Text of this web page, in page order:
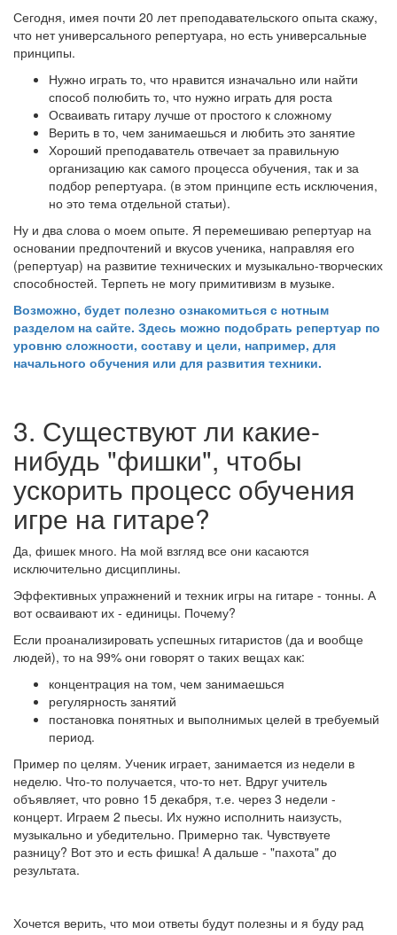
Сегодня, имея почти 20 лет преподавательского опыта скажу,
что нет универсального репертуара, но есть универсальные
принципы.
Нужно играть то, что нравится изначально или найти
способ полюбить то, что нужно играть для роста
Осваивать гитару лучше от простого к сложному
Верить в то, чем занимаешься и любить это занятие
Хороший преподаватель отвечает за правильную
организацию как самого процесса обучения, так и за
подбор репертуара. (в этом принципе есть исключения,
но это тема отдельной статьи).
Ну и два слова о моем опыте. Я перемешиваю репертуар на
основании предпочтений и вкусов ученика, направляя его
(репертуар) на развитие технических и музыкально-творческих
способностей. Терпеть не могу примитивизм в музыке.
Возможно, будет полезно ознакомиться с нотным
разделом на сайте. Здесь можно подобрать репертуар по
уровню сложности, составу и цели, например, для
начального обучения или для развития техники.
3. Существуют ли какие-
нибудь "фишки", чтобы
ускорить процесс обучения
игре на гитаре?
Да, фишек много. На мой взгляд все они касаются
исключительно дисциплины.
Эффективных упражнений и техник игры на гитаре - тонны. А
вот осваивают их - единицы. Почему?
Если проанализировать успешных гитаристов (да и вообще
людей), то на 99% они говорят о таких вещах как:
концентрация на том, чем занимаешься
регулярность занятий
постановка понятных и выполнимых целей в требуемый
период.
Пример по целям. Ученик играет, занимается из недели в
неделю. Что-то получается, что-то нет. Вдруг учитель
объявляет, что ровно 15 декабря, т.е. через 3 недели -
концерт. Играем 2 пьесы. Их нужно исполнить наизусть,
музыкально и убедительно. Примерно так. Чувствуете
разницу? Вот это и есть фишка! А дальше - "пахота" до
результата.
Хочется верить, что мои ответы будут полезны и я буду рад